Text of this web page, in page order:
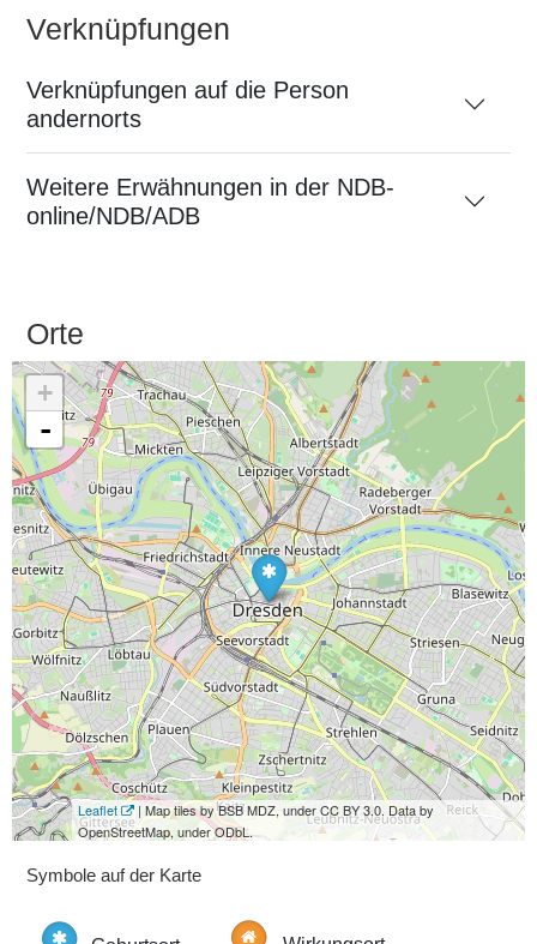
Verknüpfungen
Verknüpfungen auf die Person
andernorts
Weitere Erwähnungen in der NDB-
online/NDB/ADB
Orte
+
-
Leaflet
| Map tiles by BSB MDZ, under CC BY 3.0. Data by
OpenStreetMap, under ODbL.
Symbole auf der Karte